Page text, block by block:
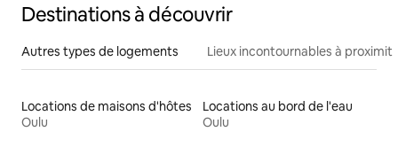
Destinations à découvrir
Autres types de logements Lieux incontournables à
Locations de maisons d'hôtes
Oulu
Locations au bord de l'eau
Oulu